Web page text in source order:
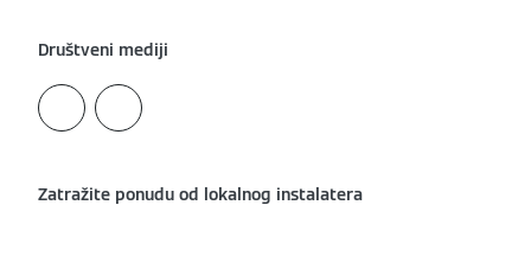
Društveni mediji
Zatražite ponudu od lokalnog instalatera